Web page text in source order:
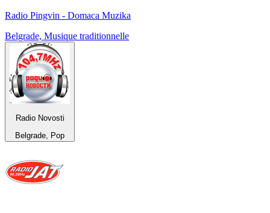
Radio Pingvin - Domaca Muzika
Belgrade, Musique traditionnelle
Radio Novosti
Belgrade, Pop